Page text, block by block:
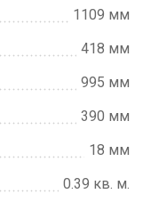
1109 мм
418 мм
995 мм
390 мм
18 мм
0.39 кв. м.